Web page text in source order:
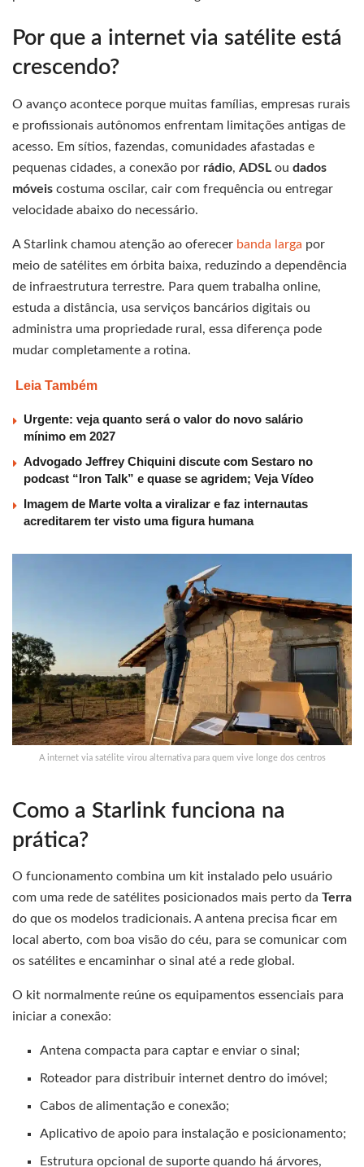
Por que a internet via satélite está
crescendo?
O avanço acontece porque muitas famílias, empresas rurais
e profissionais autônomos enfrentam limitações antigas de
acesso. Em sítios, fazendas, comunidades afastadas e
pequenas cidades, a conexão por rádio, ADSL ou dados
móveis costuma oscilar, cair com frequência ou entregar
velocidade abaixo do necessário.
A Starlink chamou atenção ao oferecer banda larga por
meio de satélites em órbita baixa, reduzindo a dependência
de infraestrutura terrestre. Para quem trabalha online,
estuda a distância, usa serviços bancários digitais ou
administra uma propriedade rural, essa diferença pode
mudar completamente a rotina.
Leia Também
Urgente: veja quanto será o valor do novo salário
mínimo em 2027
Advogado Jeffrey Chiquini discute com Sestaro no
podcast “Iron Talk” e quase se agridem; Veja Vídeo
Imagem de Marte volta a viralizar e faz internautas
acreditarem ter visto uma figura humana
A internet via satélite virou alternativa para quem vive longe dos centros
Como a Starlink funciona na
prática?
O funcionamento combina um kit instalado pelo usuário
com uma rede de satélites posicionados mais perto da Terra
do que os modelos tradicionais. A antena precisa ficar em
local aberto, com boa visão do céu, para se comunicar com
os satélites e encaminhar o sinal até a rede global.
O kit normalmente reúne os equipamentos essenciais para
iniciar a conexão:
Antena compacta para captar e enviar o sinal;
Roteador para distribuir internet dentro do imóvel;
Cabos de alimentação e conexão;
Aplicativo de apoio para instalação e posicionamento;
Estrutura opcional de suporte quando há árvores,